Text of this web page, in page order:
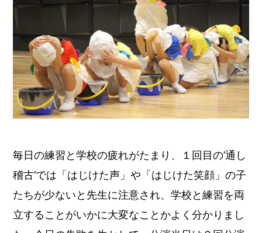
毎日の練習と学校の疲れがたまり、１回目の’通し
稽古’では「はじけた声」や「はじけた笑顔」の子
たちが少ないと先生に注意され、学校と練習を両
立することがいかに大変なことかよく分かりまし